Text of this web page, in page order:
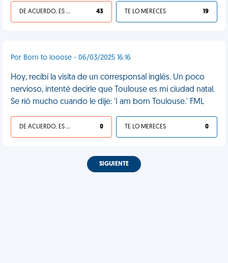
DE ACUERDO, ES UNA VIDA HP 43 TE LO MERECES 19
Por Born to looose - 06/03/2025 16:16
Hoy, recibí la visita de un corresponsal inglés. Un poco
nervioso, intenté decirle que Toulouse es mi ciudad natal.
Se rió mucho cuando le dije: 'I am born Toulouse.' FML
DE ACUERDO, ES UNA VIDA HP 0 TE LO MERECES 0
SIGUIENTE